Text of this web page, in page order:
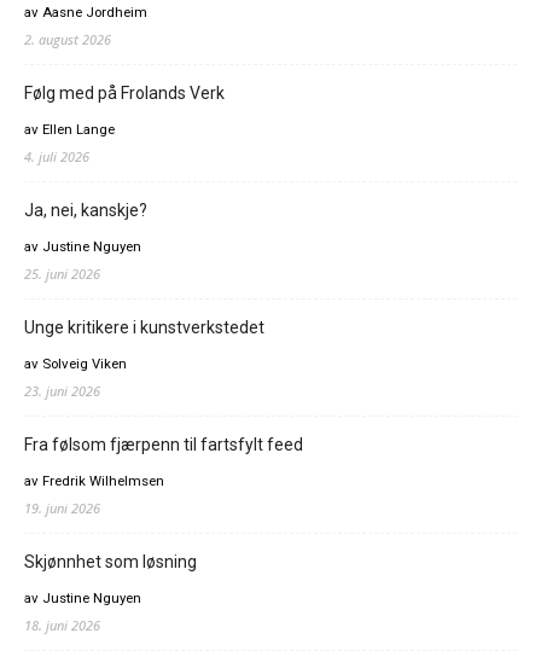
av Aasne Jordheim
2. august 2026
Følg med på Frolands Verk
av Ellen Lange
4. juli 2026
Ja, nei, kanskje?
av Justine Nguyen
25. juni 2026
Unge kritikere i kunstverkstedet
av Solveig Viken
23. juni 2026
Fra følsom fjærpenn til fartsfylt feed
av Fredrik Wilhelmsen
19. juni 2026
Skjønnhet som løsning
av Justine Nguyen
18. juni 2026